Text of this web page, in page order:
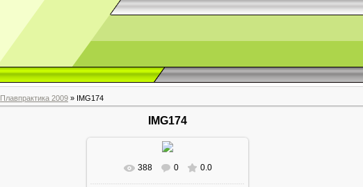
Плавпрактика 2009 » IMG174
IMG174
388 0 0.0